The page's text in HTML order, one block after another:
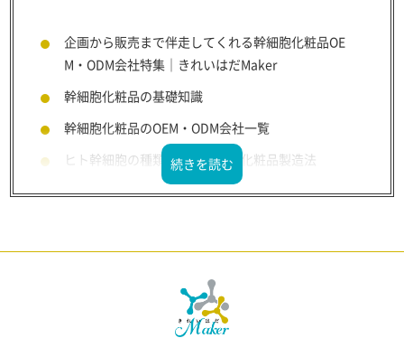
企画から販売まで伴走してくれる幹細胞化粧品OE
M・ODM会社特集｜きれいはだMaker
幹細胞化粧品の基礎知識
幹細胞化粧品のOEM・ODM会社一覧
ヒト幹細胞の種類・その効果と化粧品製造法
植物幹細胞の種類・その効果と化粧品製造法
剤型別：幹細胞化粧品の製造法やOEM会社
販売業態別：幹細胞化粧品OEM
化粧品企画～製造までのHOW TO